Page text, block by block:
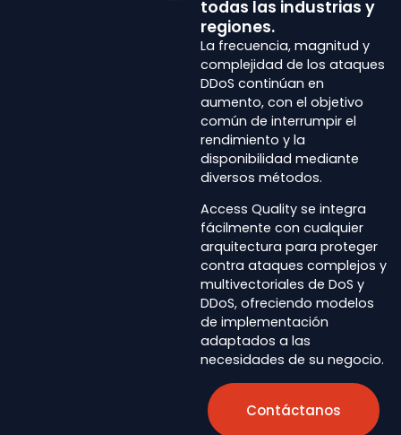
todas las industrias y
regiones.
La frecuencia, magnitud y
complejidad de los ataques
DDoS continúan en
aumento, con el objetivo
común de interrumpir el
rendimiento y la
disponibilidad mediante
diversos métodos.
Access Quality se integra
fácilmente con cualquier
arquitectura para proteger
contra ataques complejos y
multivectoriales de DoS y
DDoS, ofreciendo modelos
de implementación
adaptados a las
necesidades de su negocio.
Contáctanos